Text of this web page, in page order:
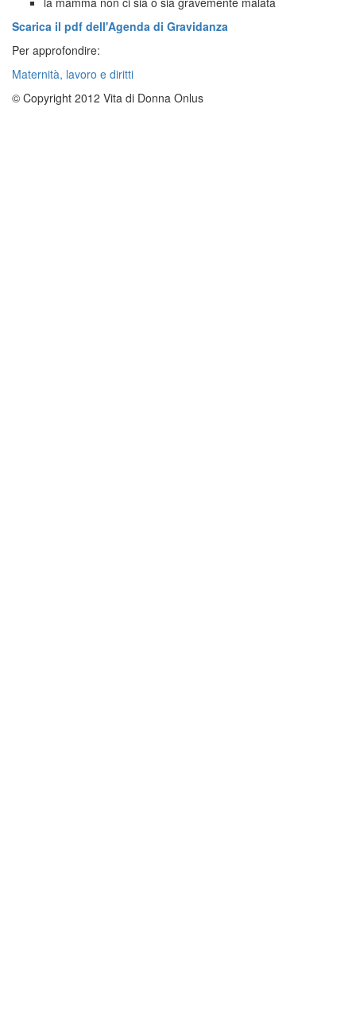
Scarica il pdf dell'Agenda di Gravidanza
Per approfondire:
Maternità, lavoro e diritti
© Copyright 2012 Vita di Donna Onlus